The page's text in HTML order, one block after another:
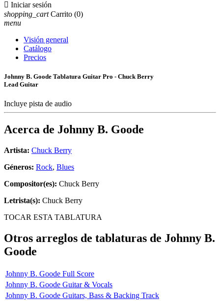
 Iniciar sesión
shopping_cart Carrito (0)
menu
Visión general
Catálogo
Precios
Johnny B. Goode Tablatura Guitar Pro - Chuck Berry
Lead Guitar
Incluye pista de audio
Acerca de Johnny B. Goode
Artista: Chuck Berry
Géneros: Rock, Blues
Compositor(es): Chuck Berry
Letrista(s): Chuck Berry
TOCAR ESTA TABLATURA
Otros arreglos de tablaturas de Johnny B.
Goode
Johnny B. Goode Full Score
Johnny B. Goode Guitar & Vocals
Johnny B. Goode Guitars, Bass & Backing Track